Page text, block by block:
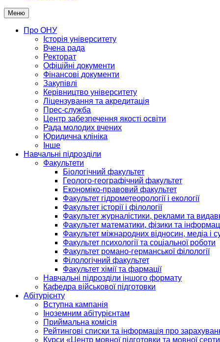
Меню
Про ОНУ
Історія університету
Вчена рада
Ректорат
Офіційні документи
Фінансові документи
Закупівлі
Керівництво університету
Ліцензування та акредитація
Прес-служба
Центр забезпечення якості освіти
Рада молодих вчених
Юридична клініка
Інше
Навчальні підрозділи
Факультети
Біологічний факультет
Геолого-географічний факультет
Економіко-правовий факультет
Факультет гідрометеорології і екології
Факультет історії і філології
Факультет журналістики, реклами та
Факультет математики, фізики та
Факультет міжнародних відносин, медіа і
Факультет психології та соціальної роботи
Факультет романо-германської філології
Філологічний факультет
Факультет хімії та фармації
Навчальні підрозділи іншого формату
Кафедра військової підготовки
Абітурієнту
Вступна кампанія
Іноземним абітурієнтам
Приймальна комісія
Рейтингові списки та інформація про
Курси «Центр мовної підготовки та мовної